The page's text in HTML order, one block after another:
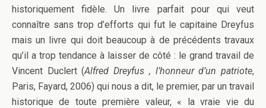
historiquement fidèle. Un livre parfait pour qui veut
connaître sans trop d’efforts qui fut le capitaine Dreyfus
mais un livre qui doit beaucoup à de précédents travaux
qu’il a trop tendance à laisser de côté : le grand travail de
Vincent Duclert (Alfred Dreyfus , l’honneur d’un patriote,
Paris, Fayard, 2006) qui nous a dit, le premier, par un travail
historique de toute première valeur, « la vraie vie du